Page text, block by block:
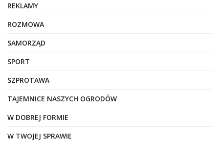
REKLAMY
ROZMOWA
SAMORZĄD
SPORT
SZPROTAWA
TAJEMNICE NASZYCH OGRODÓW
W DOBREJ FORMIE
W TWOJEJ SPRAWIE